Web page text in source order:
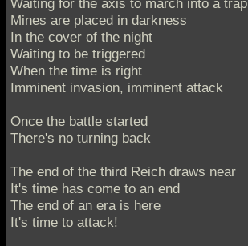
Mines are placed in darkness
In the cover of the night
Waiting to be triggered
When the time is right
Imminent invasion, imminent attack
Once the battle started
There's no turning back
The end of the third Reich draws near
It's time has come to an end
The end of an era is here
It's time to attack!